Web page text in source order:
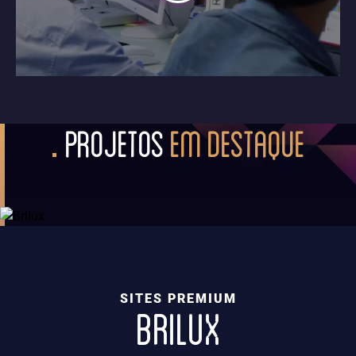
PROJETOSEM DESTAQUE
SITES PREMIUM
BRILUX